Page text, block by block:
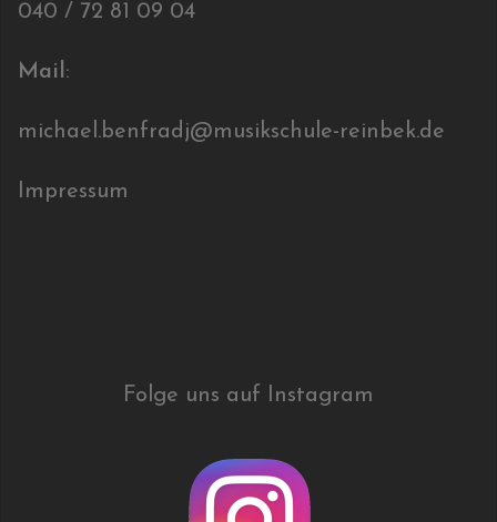
040 / 72 81 09 04
Mail:
michael.benfradj@musikschule-reinbek.de
Impressum
Folge uns auf Instagram